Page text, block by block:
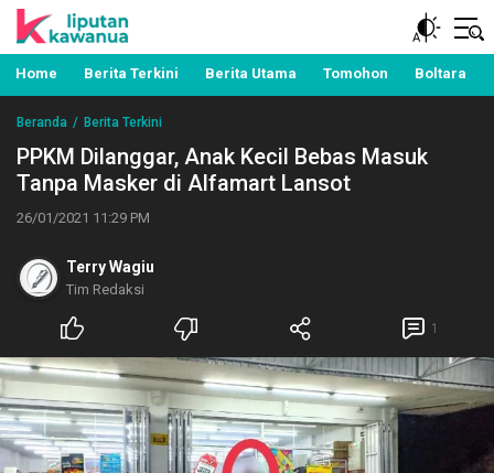
Liputan Kawanua
Berita Manado, Sulawesi Utara, Kawanua, Politik,
Pemerintahan, Hukum Kriminal dan Nasional
Home Berita Terkini Berita Utama Tomohon Boltara
Beranda Berita Terkini
PPKM Dilanggar, Anak Kecil Bebas Masuk
Tanpa Masker di Alfamart Lansot
26/01/2021 11:29 PM
Terry Wagiu
Tim Redaksi
1